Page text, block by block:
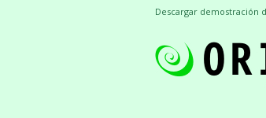
Descargar demostración